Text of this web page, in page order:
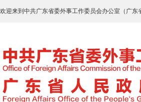
欢迎来到中共广东省委外事工作委员会办公室（广东